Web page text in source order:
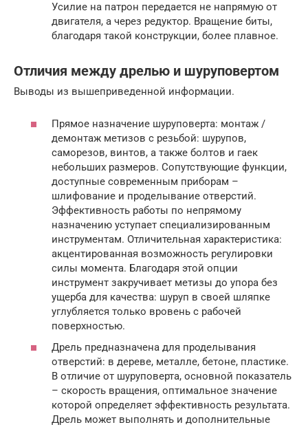
Усилие на патрон передается не напрямую от
двигателя, а через редуктор. Вращение биты,
благодаря такой конструкции, более плавное.
Отличия между дрелью и шуруповертом
Выводы из вышеприведенной информации.
Прямое назначение шуруповерта: монтаж /
демонтаж метизов с резьбой: шурупов,
саморезов, винтов, а также болтов и гаек
небольших размеров. Сопутствующие функции,
доступные современным приборам –
шлифование и проделывание отверстий.
Эффективность работы по непрямому
назначению уступает специализированным
инструментам. Отличительная характеристика:
акцентированная возможность регулировки
силы момента. Благодаря этой опции
инструмент закручивает метизы до упора без
ущерба для качества: шуруп в своей шляпке
углубляется только вровень с рабочей
поверхностью.
Дрель предназначена для проделывания
отверстий: в дереве, металле, бетоне, пластике.
В отличие от шуруповерта, основной показатель
– скорость вращения, оптимальное значение
которой определяет эффективность результата.
Дрель может выполнять и дополнительные